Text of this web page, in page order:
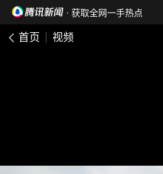
· 获取全网一手热点
首页 视频